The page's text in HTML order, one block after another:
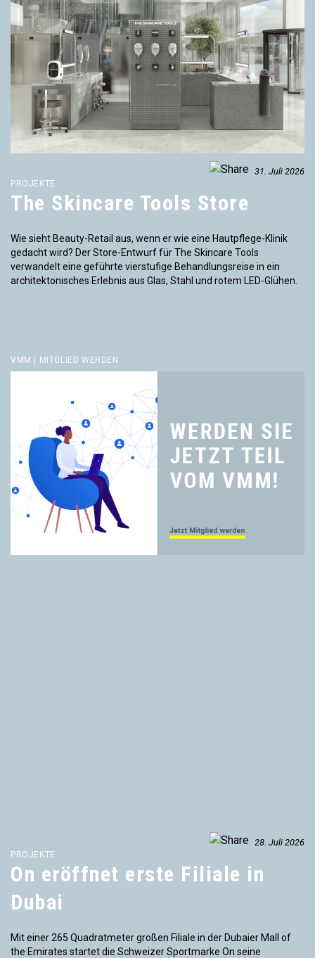
31. Juli 2026
PROJEKTE
The Skincare Tools Store
Wie sieht Beauty-Retail aus, wenn er wie eine Hautpflege-Klinik
gedacht wird? Der Store-Entwurf für The Skincare Tools
verwandelt eine geführte vierstufige Behandlungsreise in ein
architektonisches Erlebnis aus Glas, Stahl und rotem LED-Glühen.
VMM | MITGLIED WERDEN
28. Juli 2026
PROJEKTE
On eröffnet erste Filiale in
Dubai
Mit einer 265 Quadratmeter großen Filiale in der Dubaier Mall of
the Emirates startet die Schweizer Sportmarke On seine